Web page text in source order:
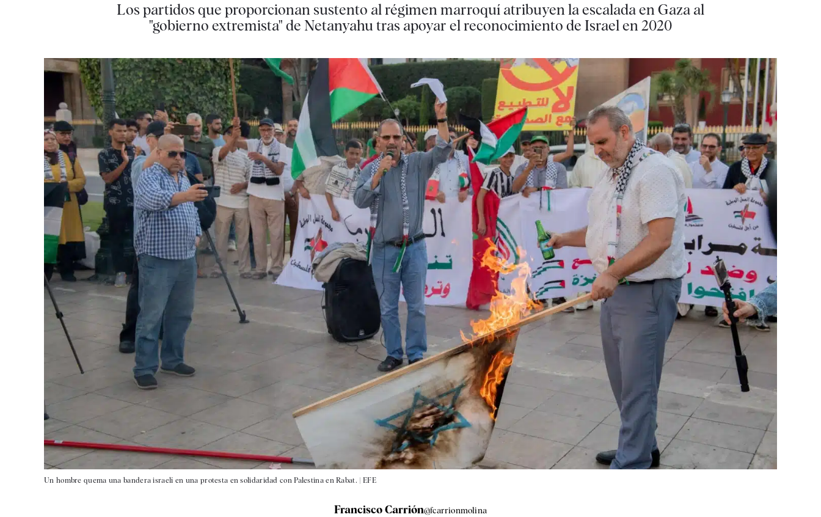
Los partidos que proporcionan sustento al régimen marroquí atribuyen la escalada en Gaza al
"gobierno extremista" de Netanyahu tras apoyar el reconocimiento de Israel en 2020
Un hombre quema una bandera israelí en una protesta en solidaridad con Palestina en Rabat. | EFE
Francisco Carrión@fcarrionmolina